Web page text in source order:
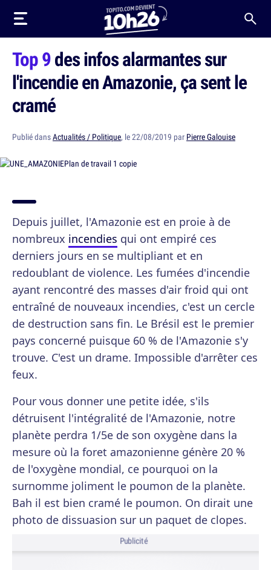
Top 9des infos alarmantes sur
l'incendie en Amazonie, ça sent le
cramé
Publié dansActualités / Politique, le 22/08/2019 par Pierre Galouise
Depuis juillet, l'Amazonie est en proie à de
nombreux incendies qui ont empiré ces
derniers jours en se multipliant et en
redoublant de violence. Les fumées d'incendie
ayant rencontré des masses d'air froid qui ont
entraîné de nouveaux incendies, c'est un cercle
de destruction sans fin. Le Brésil est le premier
pays concerné puisque 60 % de l'Amazonie s'y
trouve. C'est un drame. Impossible d'arrêter ces
feux.
Pour vous donner une petite idée, s'ils
détruisent l'intégralité de l'Amazonie, notre
planète perdra 1/5e de son oxygène dans la
mesure où la foret amazonienne génère 20 %
de l'oxygène mondial, ce pourquoi on la
surnomme joliment le poumon de la planète.
Bah il est bien cramé le poumon. On dirait une
photo de dissuasion sur un paquet de clopes.
Publicité